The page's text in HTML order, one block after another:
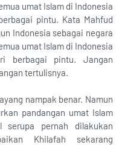
umat Islam di Indonesia
pintu. Kata Mahfud
Indonesia sebagai negara
umat Islam di Indonesia
berbagai pintu. Jangan
tertulisnya.
nampak benar. Namun
pandangan umat Islam
serupa pernah dilakukan
Khilafah sekarang